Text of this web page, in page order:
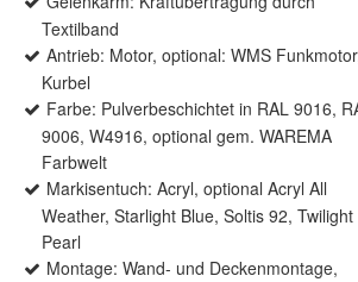
Textilband
Antrieb: Motor, optional: WMS
Kurbel
Farbe: Pulverbeschichtet in RAL 9016,
9006, W4916, optional gem. WAREMA
Farbwelt
Markisentuch: Acryl, optional Acryl All
Weather, Starlight Blue, Soltis 92, Twilight
Pearl
Montage: Wand- und Deckenmontage,